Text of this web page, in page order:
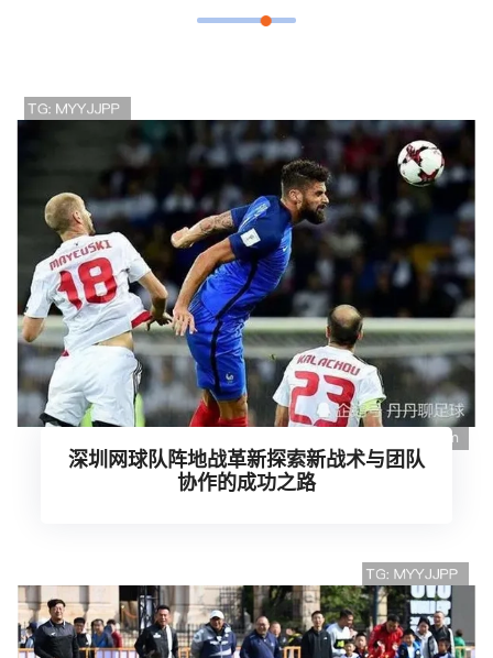
深圳网球队阵地战革新探索新战术与团队
协作的成功之路